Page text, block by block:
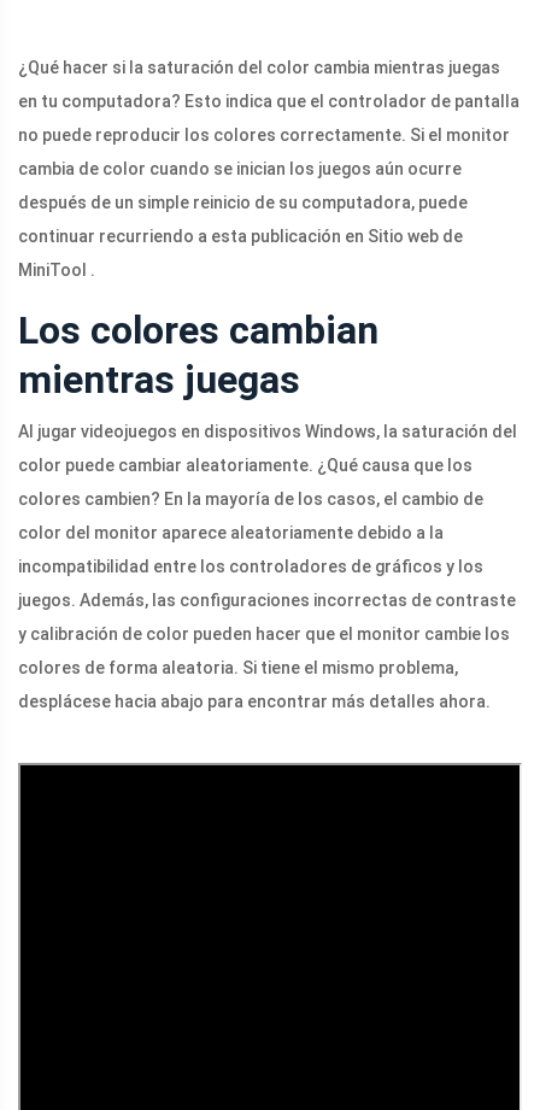
¿Qué hacer si la saturación del color cambia mientras juegas
en tu computadora? Esto indica que el controlador de pantalla
no puede reproducir los colores correctamente. Si el monitor
cambia de color cuando se inician los juegos aún ocurre
después de un simple reinicio de su computadora, puede
continuar recurriendo a esta publicación en Sitio web de
MiniTool .
Los colores cambian
mientras juegas
Al jugar videojuegos en dispositivos Windows, la saturación del
color puede cambiar aleatoriamente. ¿Qué causa que los
colores cambien? En la mayoría de los casos, el cambio de
color del monitor aparece aleatoriamente debido a la
incompatibilidad entre los controladores de gráficos y los
juegos. Además, las configuraciones incorrectas de contraste
y calibración de color pueden hacer que el monitor cambie los
colores de forma aleatoria. Si tiene el mismo problema,
desplácese hacia abajo para encontrar más detalles ahora.